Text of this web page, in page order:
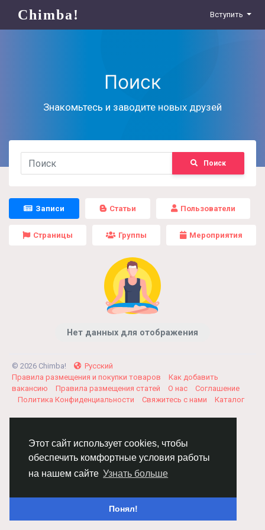
Этот сайт использует cookies, чтобы
обеспечить комфортные условия работы
на нашем сайте Узнать больше
Понял!
Chimba! Вступить
Поиск
Знакомьтесь и заводите новых друзей
Поиск
Записи Статьи Пользователи
Страницы Группы Мероприятия
Нет данных для отображения
© 2026 Chimba!
Русский
Правила размещения и покупки товаров
Как добавить
вакансию
Правила размещения статей О нас
Соглашение
Политика Конфиденциальности
Свяжитесь с нами Каталог